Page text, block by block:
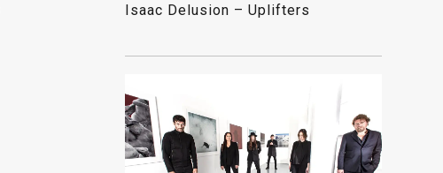
Isaac Delusion – Uplifters